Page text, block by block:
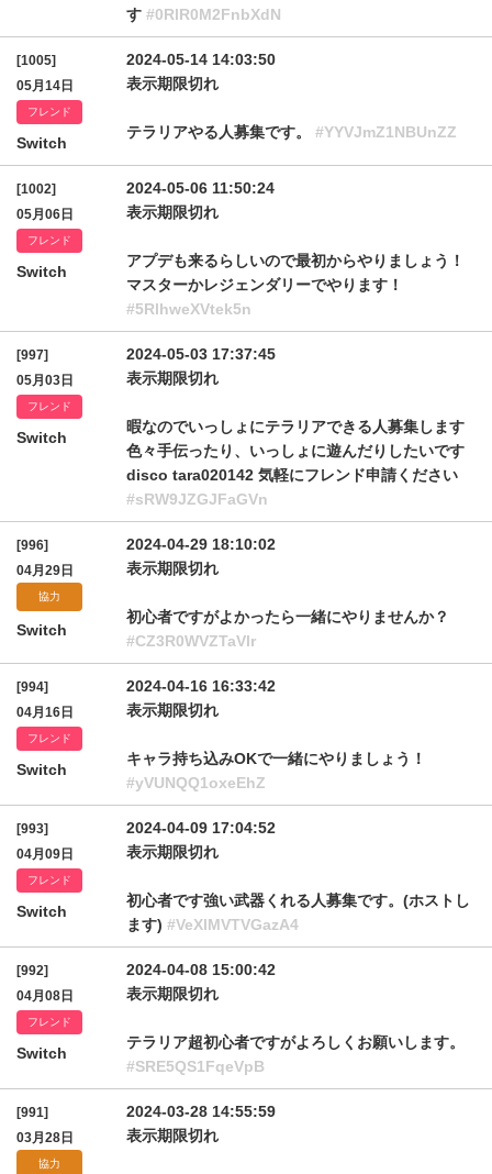
す #0RlR0M2FnbXdN
[1005]
05月14日
フレンド
Switch
2024-05-14 14:03:50
表示期限切れ
テラリアやる人募集です。 #YYVJmZ1NBUnZZ
[1002]
05月06日
フレンド
Switch
2024-05-06 11:50:24
表示期限切れ
アプデも来るらしいので最初からやりましょう！
マスターかレジェンダリーでやります！
#5RlhweXVtek5n
[997]
05月03日
フレンド
Switch
2024-05-03 17:37:45
表示期限切れ
暇なのでいっしょにテラリアできる人募集します
色々手伝ったり、いっしょに遊んだりしたいです
disco tara020142 気軽にフレンド申請ください
#sRW9JZGJFaGVn
[996]
04月29日
協力
Switch
2024-04-29 18:10:02
表示期限切れ
初心者ですがよかったら一緒にやりませんか？
#CZ3R0WVZTaVlr
[994]
04月16日
フレンド
Switch
2024-04-16 16:33:42
表示期限切れ
キャラ持ち込みOKで一緒にやりましょう！
#yVUNQQ1oxeEhZ
[993]
04月09日
フレンド
Switch
2024-04-09 17:04:52
表示期限切れ
初心者です強い武器くれる人募集です。(ホストし
ます) #VeXlMVTVGazA4
[992]
04月08日
フレンド
Switch
2024-04-08 15:00:42
表示期限切れ
テラリア超初心者ですがよろしくお願いします。
#SRE5QS1FqeVpB
[991]
03月28日
協力
2024-03-28 14:55:59
表示期限切れ